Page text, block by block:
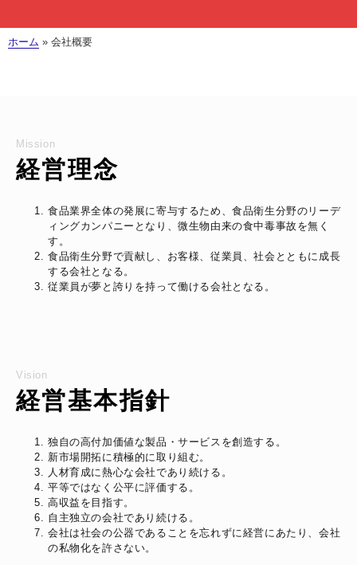
ホーム » 会社概要
Mission
経営理念
食品業界全体の発展に寄与するため、食品衛生分野のリーデ
ィングカンパニーとなり、微生物由来の食中毒事故を無く
す。
食品衛生分野で貢献し、お客様、従業員、社会とともに成長
する会社となる。
従業員が夢と誇りを持って働ける会社となる。
Vision
経営基本指針
独自の高付加価値な製品・サービスを創造する。
新市場開拓に積極的に取り組む。
人材育成に熱心な会社であり続ける。
平等ではなく公平に評価する。
高収益を目指す。
自主独立の会社であり続ける。
会社は社会の公器であることを忘れずに経営にあたり、会社
の私物化を許さない。